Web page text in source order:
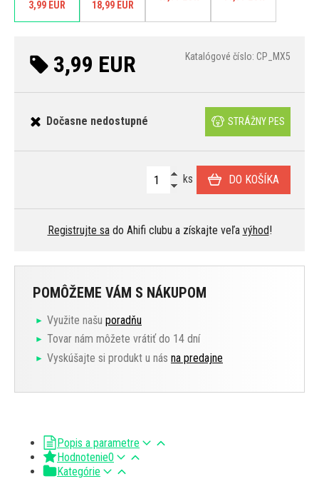
3,99 EUR 18,99 EUR
3,99 EUR Katalógové číslo: CP_MX5
Dočasne nedostupné STRÁŽNY PES
ks DO KOŠÍKA
Registrujte sado Ahifi clubu a získajte veľa výhod!
POMÔŽEME VÁM S NÁKUPOM
Využite našu poradňu
Tovar nám môžete vrátiť do 14 dní
Vyskúšajte si produkt u nás na predajne
Popis a parametre
Hodnotenie0
Kategórie